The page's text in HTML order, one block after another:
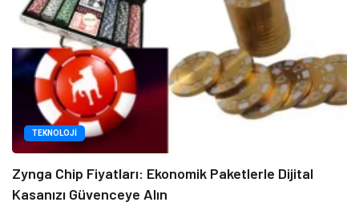
TEKNOLOJI
Zynga Chip Fiyatları: Ekonomik Paketlerle Dijital
Kasanızı Güvenceye Alın